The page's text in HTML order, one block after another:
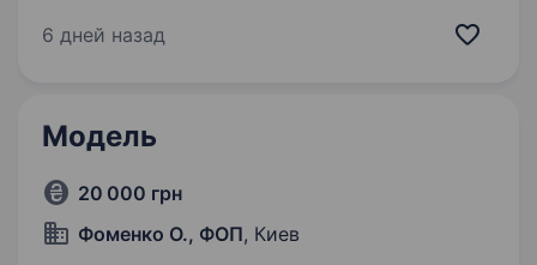
не обов’язковий — головне впевненість у собі,
6 дней назад
Модель
20 000 грн
Фоменко О., ФОП, Киев